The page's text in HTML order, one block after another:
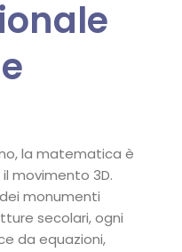
la matematica è
movimento 3D.
monumenti
secolari, ogni
da equazioni,